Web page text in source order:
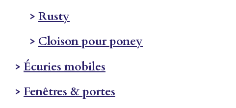
> Rusty
> Cloison pour poney
>Écuries mobiles
> Fenêtres & portes